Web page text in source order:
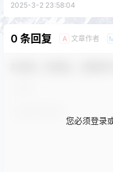
2025-3-2 23:58:04
0 条回复 A 文章作者
您必须登录